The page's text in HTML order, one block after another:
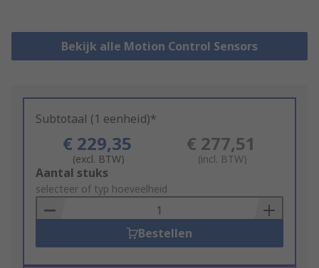
Bekijk alle Motion Control Sensors
Subtotaal (1 eenheid)*
€ 229,35
(excl. BTW)
€ 277,51
(incl. BTW)
Add
to
Basket
Aantal stuks
selecteer of typ hoeveelheid
Bestellen